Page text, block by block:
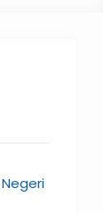
Negeri